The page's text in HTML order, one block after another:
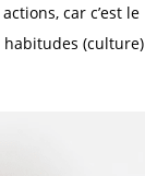
car c’est le
habitudes (culture)